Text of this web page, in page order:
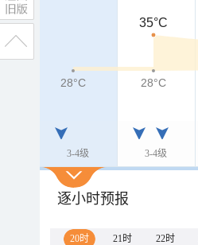
3-4级 3-4级
35°C
28°C 28°C
逐小时预报
20时 21时 22时